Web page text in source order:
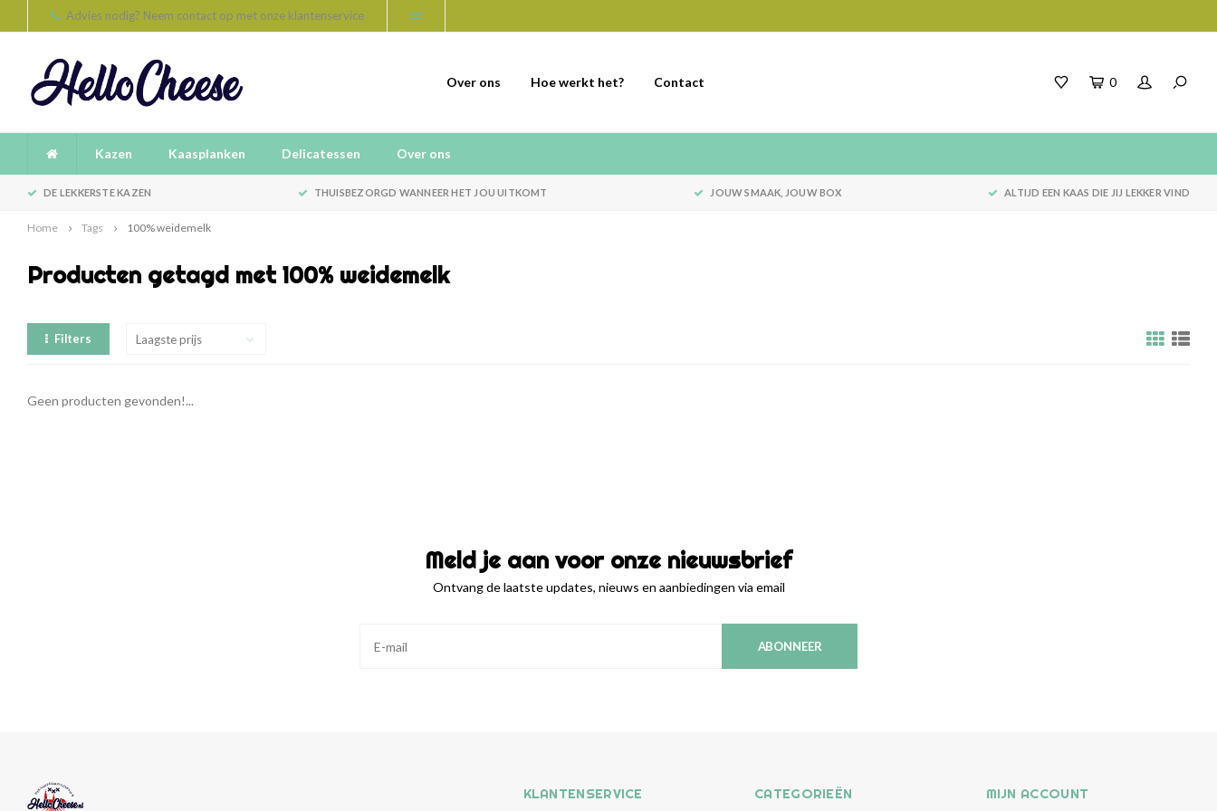
Advies nodig? Neem contact op met onze klantenservice
Over ons Hoe werkt het? Contact 0
Kazen Kaasplanken Delicatessen Over ons
DE LEKKERSTE KAZEN THUISBEZORGD WANNEER HET JOU UITKOMT JOUW SMAAK, JOUW BOX ALTIJD EEN KAAS DIE JIJ LEKKER VIND
Home Tags 100% weidemelk
Producten getagd met 100% weidemelk
Filters Laagste prijs
Geen producten gevonden!...
Meld je aan voor onze nieuwsbrief
Ontvang de laatste updates, nieuws en aanbiedingen via email
ABONNEER
KLANTENSERVICE CATEGORIEËN MIJN ACCOUNT